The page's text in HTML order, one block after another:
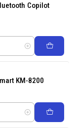
Copilot
KM-8200